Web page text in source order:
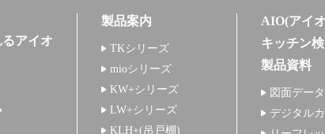
アイオ
製品案内
TKシリーズ
mioシリーズ
KW+シリーズ
LW+シリーズ
KLH+(吊戸棚)
AIO(アイ
キッチン
製品資料
図面データ
デジタル